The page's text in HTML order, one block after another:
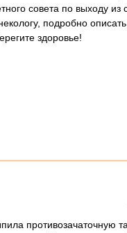
совета по выходу из
подробно
здоровье!
противозачаточную